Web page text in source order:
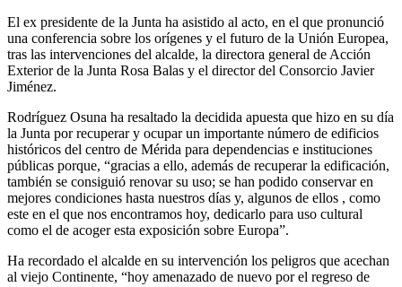
El ex presidente de la Junta ha asistido al acto, en el que pronunció
una conferencia sobre los orígenes y el futuro de la Unión Europea,
tras las intervenciones del alcalde, la directora general de Acción
Exterior de la Junta Rosa Balas y el director del Consorcio Javier
Jiménez.
Rodríguez Osuna ha resaltado la decidida apuesta que hizo en su día
la Junta por recuperar y ocupar un importante número de edificios
históricos del centro de Mérida para dependencias e instituciones
públicas porque, “gracias a ello, además de recuperar la edificación,
también se consiguió renovar su uso; se han podido conservar en
mejores condiciones hasta nuestros días y, algunos de ellos , como
este en el que nos encontramos hoy, dedicarlo para uso cultural
como el de acoger esta exposición sobre Europa”.
Ha recordado el alcalde en su intervención los peligros que acechan
al viejo Continente, “hoy amenazado de nuevo por el regreso de